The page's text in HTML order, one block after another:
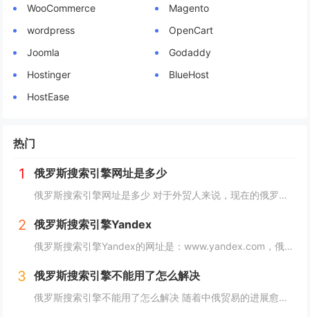
WooCommerce
Magento
wordpress
OpenCart
Joomla
Godaddy
Hostinger
BlueHost
HostEase
热门
1 俄罗斯搜索引擎网址是多少
俄罗斯搜索引擎网址是多少 对于外贸人来说，现在的俄罗斯市场可以算是一个炙手可热的香饽饽，而要开发俄罗斯客户，就需要会用他们的搜索引擎，下面详细介绍俄罗斯搜索引擎网址是多少？ 俄罗斯搜索引擎网址是多少 俄罗斯引擎官方入口地址https...
2 俄罗斯搜索引擎Yandex
俄罗斯搜索引擎Yandex的网址是：www.yandex.com，俄罗斯最著名和最常用的搜索引擎之一，"Яндекс"（Yandex）提供搜索引擎、电子邮件、在线地图、音乐、新闻、视频等各种在线服务。 如果你想访问"Яндекс"（Yan...
3 俄罗斯搜索引擎不能用了怎么解决
俄罗斯搜索引擎不能用了怎么解决 随着中俄贸易的进展愈加顺利，越来越多的外贸人都尝试着与俄罗斯客户进行接触，而这最重要的便是学会使用俄罗斯搜索引擎，但很多人会发现自己的搜索引擎突然不能用了，下面，小编就来详细介绍下俄罗斯搜索引擎不能用了怎么解...